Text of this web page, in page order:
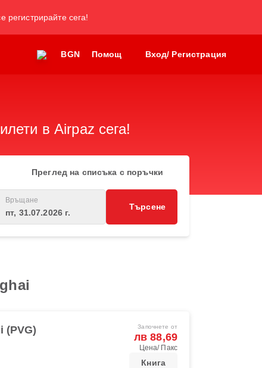
регистрирайте сега!
BGN Помощ Вход/ Регистрация
в Airpaz сега!
Преглед на списъка с поръчки
Връщане
пт, 31.07.2026 г.
Търсене
(PVG) Започнете от
лв 88,69
Цена/ Пакс
Книга